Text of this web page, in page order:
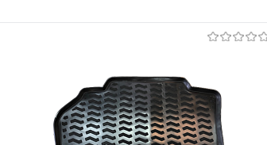
Купить в 1 клик
Сравнение
В избранное
Под заказ